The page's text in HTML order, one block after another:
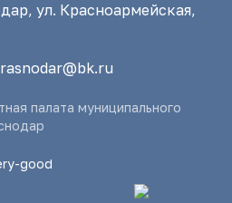
ул. Красноармейская,
палата муниципального
good